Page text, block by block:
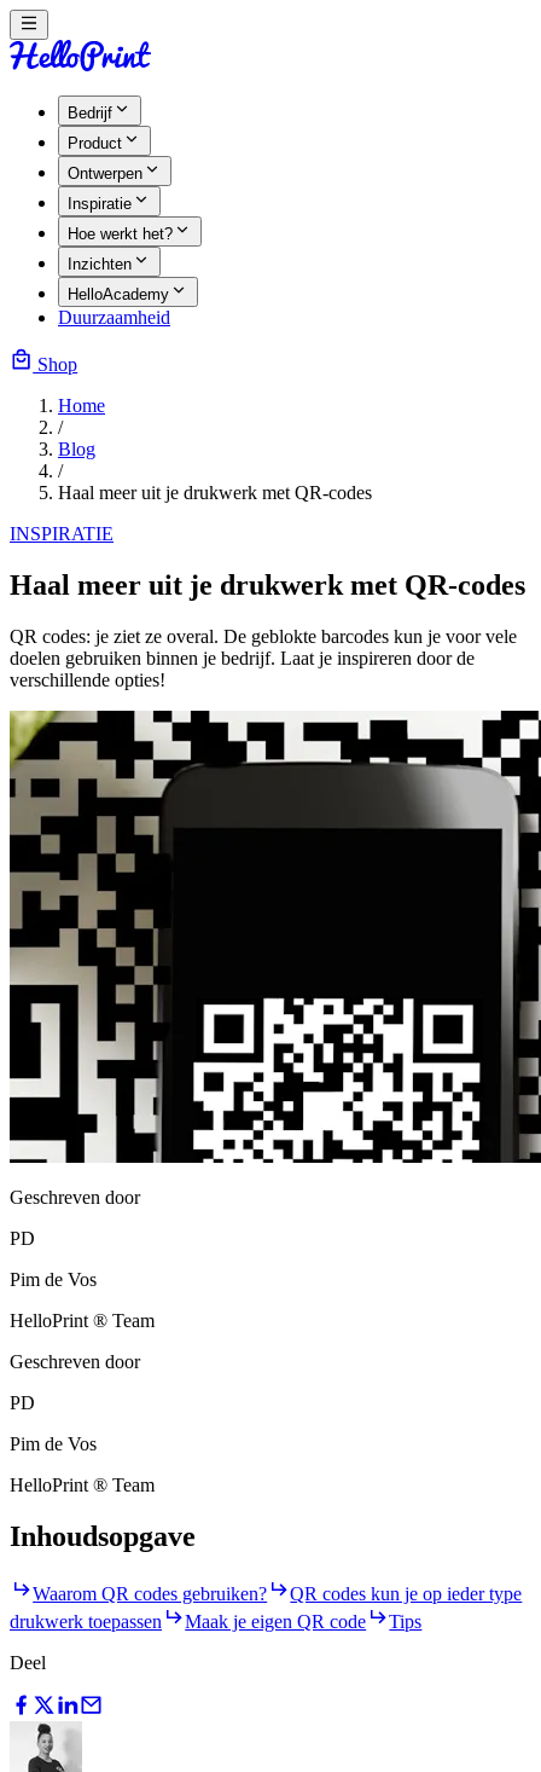
Bedrijf
Product
Ontwerpen
Inspiratie
Hoe werkt het?
Inzichten
HelloAcademy
Duurzaamheid
Shop
Home
/
Blog
/
Haal meer uit je drukwerk met QR-codes
INSPIRATIE
Haal meer uit je drukwerk met QR-codes
QR codes: je ziet ze overal. De geblokte barcodes kun je voor vele
doelen gebruiken binnen je bedrijf. Laat je inspireren door de
verschillende opties!
Geschreven door
PD
Pim de Vos
HelloPrint ® Team
Geschreven door
PD
Pim de Vos
HelloPrint ® Team
Inhoudsopgave
Waarom QR codes gebruiken?
QR codes kun je op ieder type
drukwerk toepassen
Maak je eigen QR code
Tips
Deel